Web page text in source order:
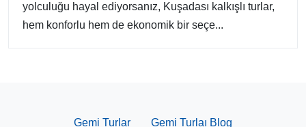
yolculuğu hayal ediyorsanız, Kuşadası kalkışlı turlar,
hem konforlu hem de ekonomik bir seçe...
Gemi Turlar Gemi Turlaı Blog